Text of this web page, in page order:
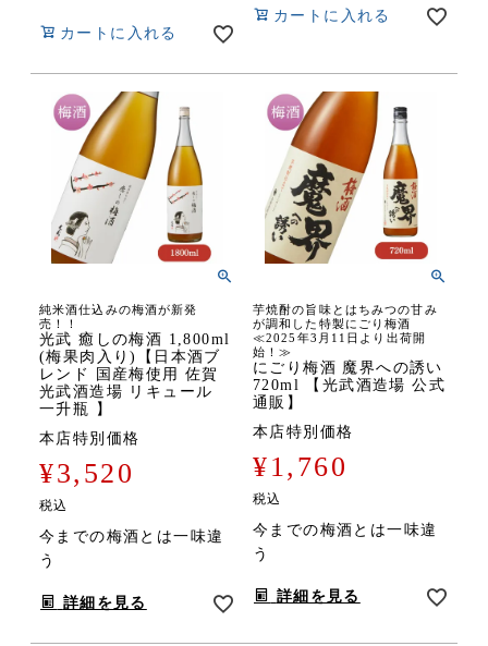
カートに入れる
カートに入れる
純米酒仕込みの梅酒が新発
売！！
光武 癒しの梅酒 1,800ml
(梅果肉入り)【日本酒ブ
レンド 国産梅使用 佐賀
光武酒造場 リキュール
一升瓶 】
本店特別価格
¥3,520
税込
今までの梅酒とは一味違
う
詳細を見る
芋焼酎の旨味とはちみつの甘み
が調和した特製にごり梅酒
≪2025年3月11日より出荷開
始！≫
にごり梅酒 魔界への誘い
720ml 【光武酒造場 公式
通販】
本店特別価格
¥1,760
税込
今までの梅酒とは一味違
う
詳細を見る